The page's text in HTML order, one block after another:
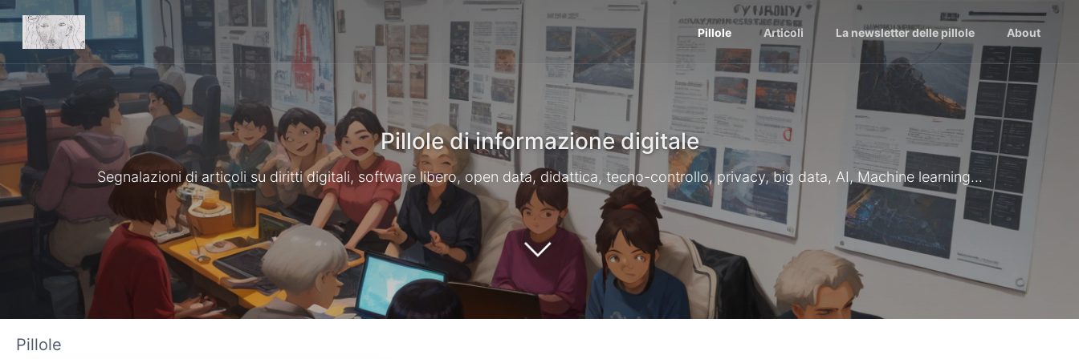
Pillole Articoli La newsletter delle pillole About
Pillole di informazione digitale
Segnalazioni di articoli su diritti digitali, software libero, open data, didattica, tecno-controllo, privacy, big data, AI, Machine learning...
Pillole